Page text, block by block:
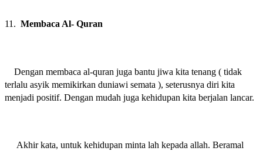
11. Membaca Al- Quran
Dengan membaca al-quran juga bantu jiwa kita tenang ( tidak
terlalu asyik memikirkan duniawi semata ), seterusnya diri kita
menjadi positif. Dengan mudah juga kehidupan kita berjalan lancar.
Akhir kata, untuk kehidupan minta lah kepada allah. Beramal